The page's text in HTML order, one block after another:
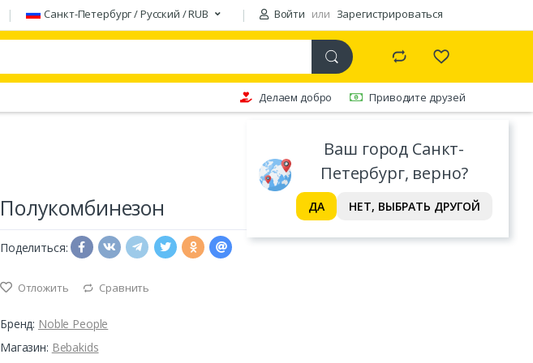
Санкт-Петербург / Русский / RUB Войти или Зарегистрироваться
Ваш город Санкт-
Петербург, верно?
ДА НЕТ, ВЫБРАТЬ ДРУГОЙ
Делаем добро Приводите друзей
Полукомбинезон
Поделиться:
Отложить Сравнить
Бренд: Noble People
Магазин: Bebakids